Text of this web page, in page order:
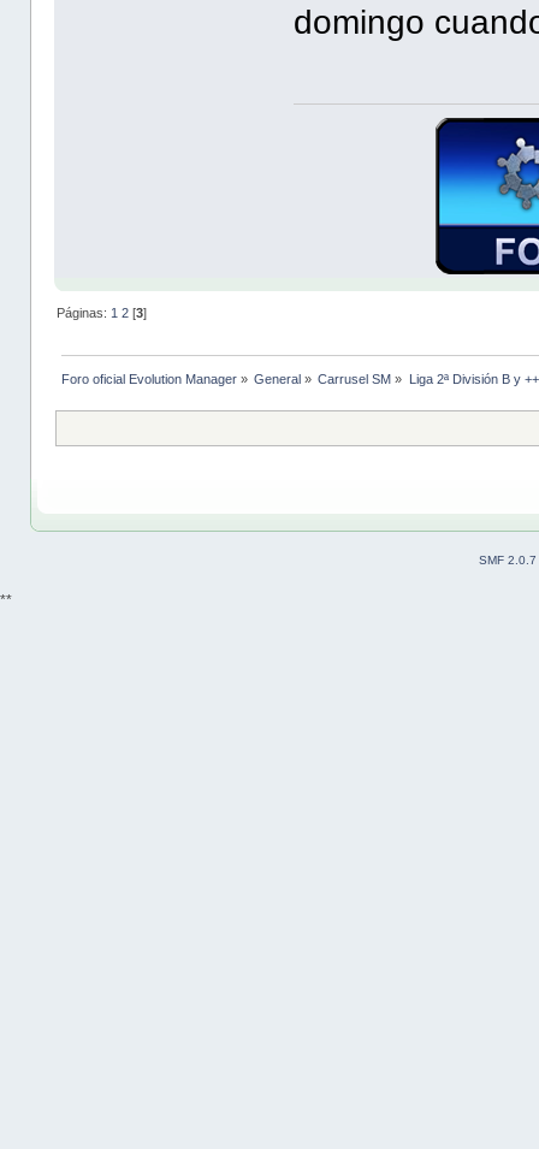
domingo
Páginas: 1 2[3]
Foro oficial Evolution Manager» General » Carrusel SM » Liga 2ª División B y
SMF 2.0.7
**